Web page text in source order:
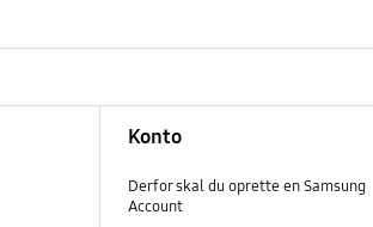
Konto
Derfor skal du oprette en Samsung
Account